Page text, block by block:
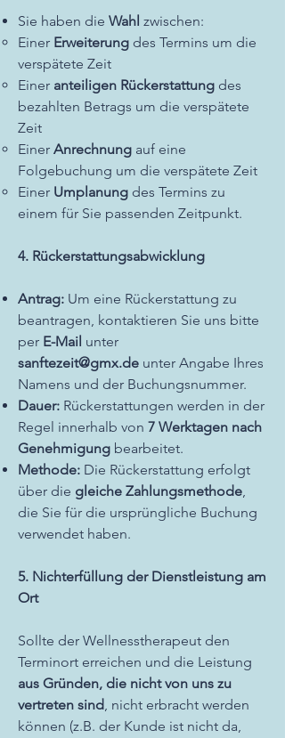
Sie haben die Wahl zwischen:
Einer Erweiterung des Termins um die
verspätete Zeit
Einer anteiligen Rückerstattung des
bezahlten Betrags um die verspätete
Zeit
Einer Anrechnung auf eine
Folgebuchung um die verspätete Zeit
Einer Umplanung des Termins zu
einem für Sie passenden Zeitpunkt.
4. Rückerstattungsabwicklung
Antrag: Um eine Rückerstattung zu
beantragen, kontaktieren Sie uns bitte
per E-Mail unter
sanftezeit@gmx.de unter Angabe Ihres
Namens und der Buchungsnummer.
Dauer: Rückerstattungen werden in der
Regel innerhalb von 7 Werktagen nach
Genehmigung bearbeitet.
Methode: Die Rückerstattung erfolgt
über die gleiche Zahlungsmethode,
die Sie für die ursprüngliche Buchung
verwendet haben.
5. Nichterfüllung der Dienstleistung am
Ort
Sollte der Wellnesstherapeut den
Terminort erreichen und die Leistung
aus Gründen, die nicht von uns zu
vertreten sind, nicht erbracht werden
können (z.B. der Kunde ist nicht da,